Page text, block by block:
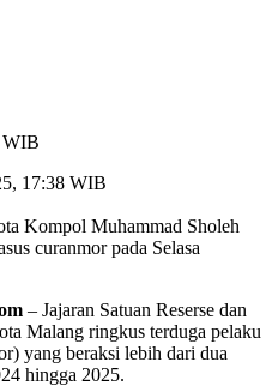
WIB
17:38 WIB
Kompol Muhammad Sholeh
curanmor pada Selasa
– Jajaran Satuan Reserse dan
Malang ringkus terduga pelaku
yang beraksi lebih dari dua
hingga 2025.